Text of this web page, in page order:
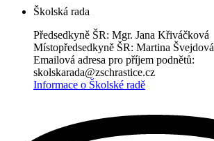
Školská rada
Předsedkyně ŠR: Mgr. Jana Křiváčková
Místopředsedkyně ŠR: Martina Švejdová
Emailová adresa pro příjem podnětů:
skolskarada@zschrastice.cz
Informace o Školské radě